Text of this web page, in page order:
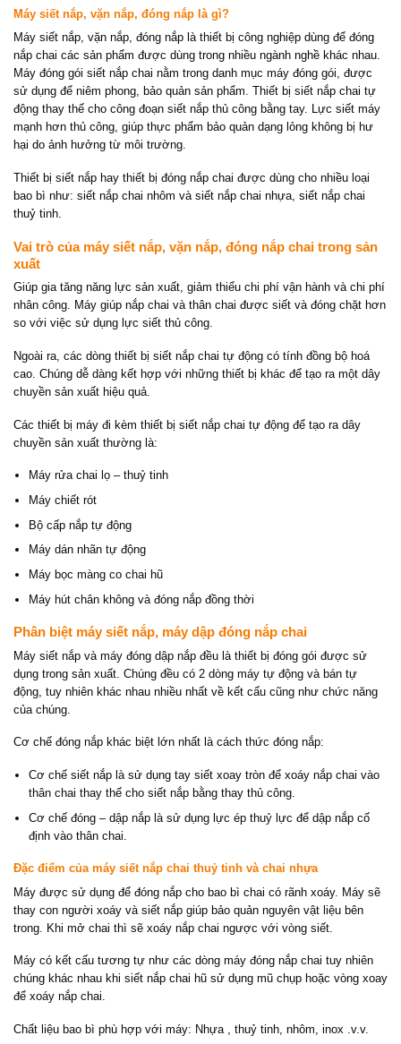
Máy siết nắp, vặn nắp, đóng nắp là gì?
Máy siết nắp, vặn nắp, đóng nắp là thiết bị công nghiệp dùng để đóng
nắp chai các sản phẩm được dùng trong nhiều ngành nghề khác nhau.
Máy đóng gói siết nắp chai nằm trong danh mục máy đóng gói, được
sử dụng để niêm phong, bảo quản sản phẩm. Thiết bị siết nắp chai tự
động thay thế cho công đoạn siết nắp thủ công bằng tay. Lực siết máy
mạnh hơn thủ công, giúp thực phẩm bảo quản dạng lỏng không bị hư
hại do ảnh hưởng từ môi trường.
Thiết bị siết nắp hay thiết bị đóng nắp chai được dùng cho nhiều loại
bao bì như: siết nắp chai nhôm và siết nắp chai nhựa, siết nắp chai
thuỷ tinh.
Vai trò của máy siết nắp, vặn nắp, đóng nắp chai trong sản
xuất
Giúp gia tăng năng lực sản xuất, giảm thiểu chi phí vận hành và chi phí
nhân công. Máy giúp nắp chai và thân chai được siết và đóng chặt hơn
so với việc sử dụng lực siết thủ công.
Ngoài ra, các dòng thiết bị siết nắp chai tự động có tính đồng bộ hoá
cao. Chúng dễ dàng kết hợp với những thiết bị khác để tạo ra một dây
chuyền sản xuất hiệu quả.
Các thiết bị máy đi kèm thiết bị siết nắp chai tự động để tạo ra dây
chuyền sản xuất thường là:
Máy rửa chai lọ – thuỷ tinh
Máy chiết rót
Bộ cấp nắp tự động
Máy dán nhãn tự động
Máy bọc màng co chai hũ
Máy hút chân không và đóng nắp đồng thời
Phân biệt máy siết nắp, máy dập đóng nắp chai
Máy siết nắp và máy đóng dập nắp đều là thiết bị đóng gói được sử
dụng trong sản xuất. Chúng đều có 2 dòng máy tự động và bán tự
động, tuy nhiên khác nhau nhiều nhất về kết cấu cũng như chức năng
của chúng.
Cơ chế đóng nắp khác biệt lớn nhất là cách thức đóng nắp:
Cơ chế siết nắp là sử dụng tay siết xoay tròn để xoáy nắp chai vào
thân chai thay thế cho siết nắp bằng thay thủ công.
Cơ chế đóng – dập nắp là sử dụng lực ép thuỷ lực để dập nắp cố
định vào thân chai.
Đặc điểm của máy siết nắp chai thuỷ tinh và chai nhựa
Máy được sử dụng để đóng nắp cho bao bì chai có rãnh xoáy. Máy sẽ
thay con người xoáy và siết nắp giúp bảo quản nguyên vật liệu bên
trong. Khi mở chai thì sẽ xoáy nắp chai ngược với vòng siết.
Máy có kết cấu tương tự như các dòng máy đóng nắp chai tuy nhiên
chúng khác nhau khi siết nắp chai hũ sử dụng mũ chụp hoặc vòng xoay
để xoáy nắp chai.
Chất liệu bao bì phù hợp với máy: Nhựa , thuỷ tinh, nhôm, inox .v.v.